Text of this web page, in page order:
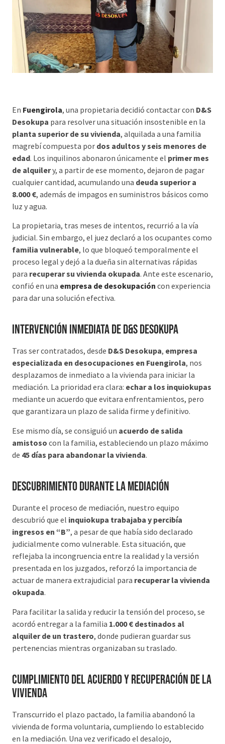
En Fuengirola, una propietaria decidió contactar con D&S
Desokupa para resolver una situación insostenible en la
planta superior de su vivienda, alquilada a una familia
magrebí compuesta por dos adultos y seis menores de
edad. Los inquilinos abonaron únicamente el primer mes
de alquilery, a partir de ese momento, dejaron de pagar
cualquier cantidad, acumulando una deuda superior a
8.000 €, además de impagos en suministros básicos como
luz y agua.
La propietaria, tras meses de intentos, recurrió a la vía
judicial. Sin embargo, el juez declaró a los ocupantes como
familia vulnerable, lo que bloqueó temporalmente el
proceso legal y dejó a la dueña sin alternativas rápidas
para recuperar su vivienda okupada. Ante este escenario,
confió en una empresa de desokupación con experiencia
para dar una solución efectiva.
Intervención inmediata de D&S Desokupa
Tras ser contratados, desde D&S Desokupa, empresa
especializada en desocupaciones en Fuengirola, nos
desplazamos de inmediato a la vivienda para iniciar la
mediación. La prioridad era clara: echar a los inquiokupas
mediante un acuerdo que evitara enfrentamientos, pero
que garantizara un plazo de salida firme y definitivo.
Ese mismo día, se consiguió un acuerdo de salida
amistoso con la familia, estableciendo un plazo máximo
de 45 días para abandonar la vivienda.
Descubrimiento durante la mediación
Durante el proceso de mediación, nuestro equipo
descubrió que el inquiokupa trabajaba y percibía
ingresos en “B”, a pesar de que había sido declarado
judicialmente como vulnerable. Esta situación, que
reflejaba la incongruencia entre la realidad y la versión
presentada en los juzgados, reforzó la importancia de
actuar de manera extrajudicial para recuperar la vivienda
okupada.
Para facilitar la salida y reducir la tensión del proceso, se
acordó entregar a la familia 1.000 € destinados al
alquiler de un trastero, donde pudieran guardar sus
pertenencias mientras organizaban su traslado.
Cumplimiento del acuerdo y recuperación de la
vivienda
Transcurrido el plazo pactado, la familia abandonó la
vivienda de forma voluntaria, cumpliendo lo establecido
en la mediación. Una vez verificado el desalojo,